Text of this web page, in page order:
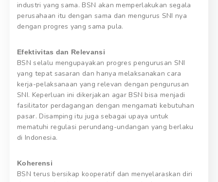
industri yang sama. BSN akan memperlakukan segala
perusahaan itu dengan sama dan mengurus SNI nya
dengan progres yang sama pula.
Efektivitas dan Relevansi
BSN selalu mengupayakan progres pengurusan SNI
yang tepat sasaran dan hanya melaksanakan cara
kerja-pelaksanaan yang relevan dengan pengurusan
SNI. Keperluan ini dikerjakan agar BSN bisa menjadi
fasilitator perdagangan dengan mengamati kebutuhan
pasar. Disamping itu juga sebagai upaya untuk
mematuhi regulasi perundang-undangan yang berlaku
di Indonesia.
Koherensi
BSN terus bersikap kooperatif dan menyelaraskan diri